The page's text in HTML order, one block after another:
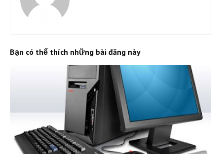
Bạn có thể thích những bài đăng này